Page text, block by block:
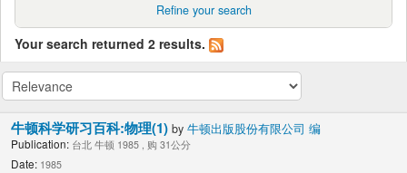
Refine your search
Your search returned 2 results.
牛顿科学研习百科:物理(1)by牛顿出版股份有限公司 编
Publication: 台北 牛顿 1985 , 购 31公分
Date: 1985